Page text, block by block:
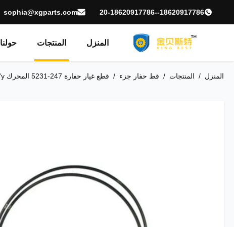
18620917786--20-18620917786
sophia@xgparts.com
المنزل المنتجات حولنا
المنزل / المنتجات / قط حفار جزء / قطع غيار حفارة 247-5231 المحرك Ass'y محافظ خنق E320B E312B 1190-0633